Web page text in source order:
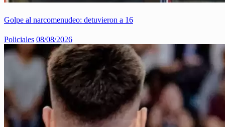
Golpe al narcomenudeo: detuvieron a 16
Policiales 08/08/2026